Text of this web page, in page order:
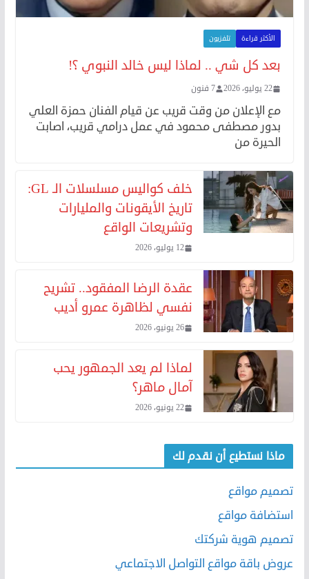
الأكثر قراءة تلفزيون
بعد كل شي .. لماذا ليس خالد النبوي ؟!
22 يوليو، 2026 7 فنون
مع الإعلان من وقت قريب عن قيام الفنان حمزة العلي
بدور مصطفى محمود في عمل درامي قريب، اصابت
الحيرة من
خلف كواليس مسلسلات الـ GL:
تاريخ الأيقونات والمليارات
وتشريعات الواقع
12 يوليو، 2026
عقدة الرضا المفقود.. تشريح
نفسي لظاهرة عمرو أديب
26 يونيو، 2026
لماذا لم يعد الجمهور يحب
آمال ماهر؟
22 يونيو، 2026
ماذا نستطيع أن نقدم لك
تصميم مواقع
استضافة مواقع
تصميم هوية شركتك
عروض باقة مواقع التواصل الاجتماعي